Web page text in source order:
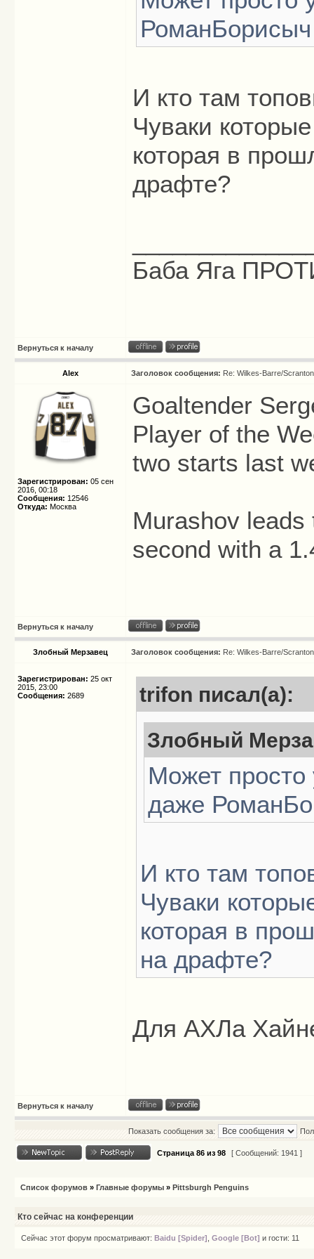
И кто там
Чуваки
которая в
драфте?
Баба Яга
Вернуться к началу
Alex Заголовок сообщения: Re: Wilkes-Barre/
Зарегистрирован: 05 сен
2016, 00:18
Сообщения: 12546
Откуда: Москва
Goaltender
Player of the
two starts last
Murashov
second with a
Вернуться к началу
Злобный Мерзавец Заголовок сообщения: Re: Wilkes-Barre/
Зарегистрирован: 25 окт
2015, 23:00
Сообщения: 2689
trifon писал(а):
Злобный
Может просто
даже
И кто там
Чуваки
которая в
на драфте?
Для АХЛа
Вернуться к началу
Показать сообщения за:
Страница 86 из 98 [ Сообщений: 1941 ]
Список форумов » Главные форумы » Pittsburgh Penguins
Кто сейчас на конференции
Сейчас этот форум просматривают: Baidu [Spider] Google [Bot] и гости: 11